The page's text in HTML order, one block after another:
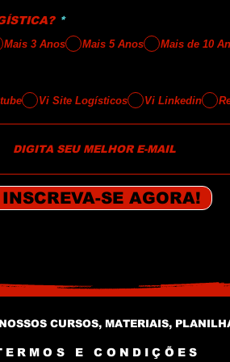
*O
l
i
o
i
Mais 3 Anos Mais 5 Anos Mais de 10
Vi Site Logísticos Vi Linkedin
INSCREVA-SE AGORA!
CURSOS, MATERIAIS,
E CONDIÇÕES